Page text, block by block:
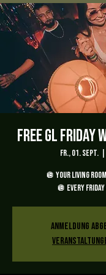
FREE GL
Fr., 01. Sept.
🪩 YOUR LIVING
🪩 EVERY
Anmeldung